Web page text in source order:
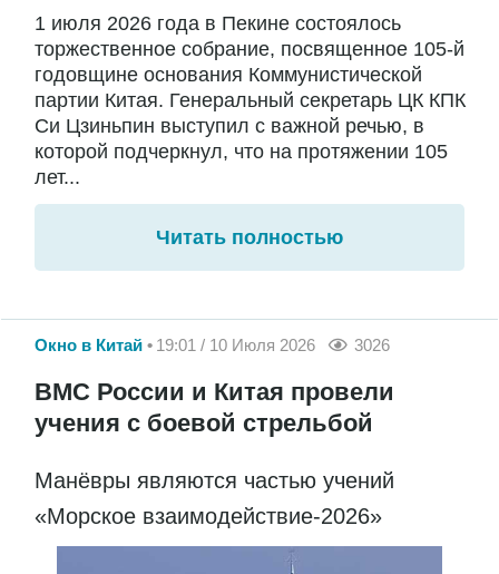
1 июля 2026 года в Пекине состоялось
торжественное собрание, посвященное 105-й
годовщине основания Коммунистической
партии Китая. Генеральный секретарь ЦК КПК
Си Цзиньпин выступил с важной речью, в
которой подчеркнул, что на протяжении 105
лет...
Читать полностью
Окно в Китай 19:01 / 10 Июля 2026 3026
ВМС России и Китая провели
учения с боевой стрельбой
Манёвры являются частью учений
«Морское взаимодействие-2026»